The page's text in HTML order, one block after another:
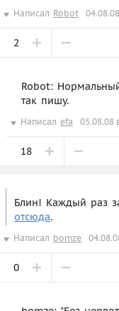
Написал Robot
2
Robot:
так пишу.
Написал efa 05.08.08
18
Блин! Каждый раз
отсюда.
Написал bomze
0